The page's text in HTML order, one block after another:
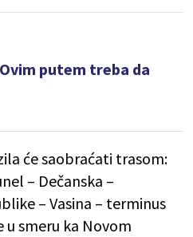
putem treba da
će saobraćati trasom:
– Dečanska –
– Vasina – terminus
u smeru ka Novom